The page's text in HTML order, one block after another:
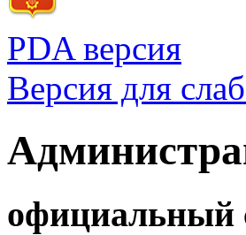
PDA версия
Версия для
официальный